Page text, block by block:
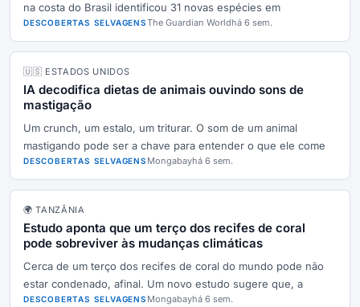
na costa do Brasil identificou 31 novas espécies em
DESCOBERTAS SELVAGENSThe Guardian Worldhá 6 sem.
🇺🇸 ESTADOS UNIDOS
IA decodifica dietas de animais ouvindo sons de
mastigação
Um crunch, um estalo, um triturar. O som de um animal
mastigando pode ser a chave para entender o que ele come
DESCOBERTAS SELVAGENS Mongabayhá 6 sem.
🌍 TANZÂNIA
Estudo aponta que um terço dos recifes de coral
pode sobreviver às mudanças climáticas
Cerca de um terço dos recifes de coral do mundo pode não
estar condenado, afinal. Um novo estudo sugere que, a
DESCOBERTAS SELVAGENS Mongabayhá 6 sem.